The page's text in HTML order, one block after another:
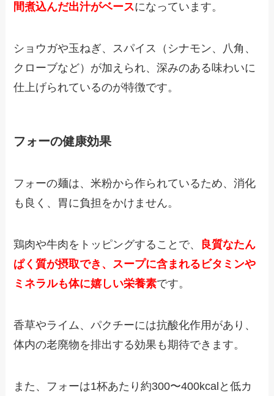
間煮込んだ出汁がベースになっています。
ショウガや玉ねぎ、スパイス（シナモン、八角、
クローブなど）が加えられ、深みのある味わいに
仕上げられているのが特徴です。
フォーの健康効果
フォーの麺は、米粉から作られているため、消化
も良く、胃に負担をかけません。
鶏肉や牛肉をトッピングすることで、
良質なたん
ぱく質が摂取でき、スープに含まれるビタミンや
ミネラルも体に嬉しい栄養素です。
香草やライム、パクチーには抗酸化作用があり、
体内の老廃物を排出する効果も期待できます。
また、フォーは1杯あたり約300〜400kcalと低カ